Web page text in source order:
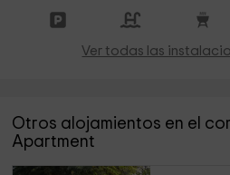
Ver todas las
Otros alojamientos en el
Apartment